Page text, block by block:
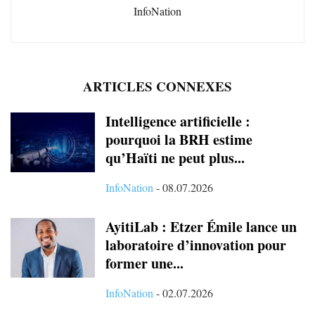
InfoNation
ARTICLES CONNEXES
Intelligence artificielle :
pourquoi la BRH estime
qu’Haïti ne peut plus...
InfoNation -08.07.2026
AyitiLab : Etzer Émile lance un
laboratoire d’innovation pour
former une...
InfoNation -02.07.2026